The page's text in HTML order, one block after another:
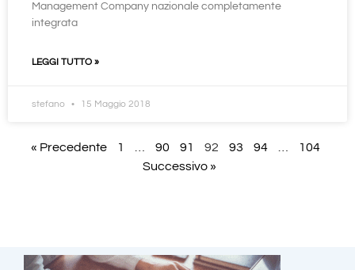
Management Company nazionale completamente
integrata
LEGGI TUTTO »
stefano 15 Maggio 2018
« Precedente 1 90 91 92 93 94
104
Successivo »